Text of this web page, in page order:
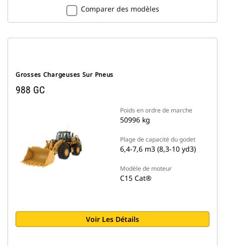
Comparer des modèles
Grosses Chargeuses Sur Pneus
988 GC
Poids en ordre de marche
50996 kg
Plage de capacité du godet
6,4-7,6 m3 (8,3-10 yd3)
Modèle de moteur
C15 Cat®
Voir Les Détails